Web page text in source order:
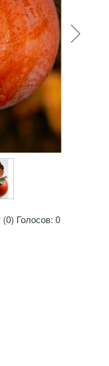
(0) Голосов: 0